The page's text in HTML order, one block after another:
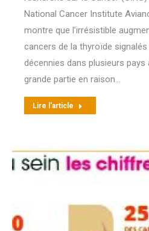
National Cancer Institute
montre que l’irrésistible
cancers de la thyroïde
décennies dans plusieurs pays
grande partie en raison…
Lire l'article